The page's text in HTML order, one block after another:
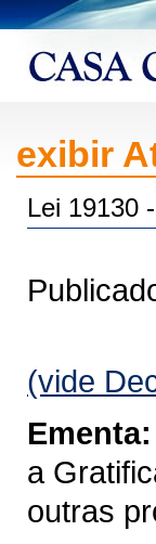
exibir
Lei 19130
(vide
Ementa:
a
outras